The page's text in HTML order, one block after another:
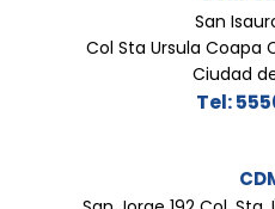
San
Col Sta Ursula Coapa
Ciudad
Tel: